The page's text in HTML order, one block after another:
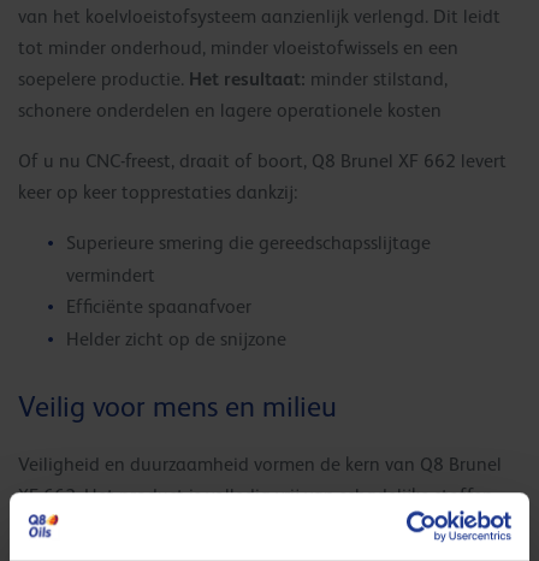
van het koelvloeistofsysteem aanzienlijk verlengd. Dit leidt
tot minder onderhoud, minder vloeistofwissels en een
soepelere productie. Het resultaat: minder stilstand,
schonere onderdelen en lagere operationele kosten
Of u nu CNC-freest, draait of boort, Q8 Brunel XF 662 levert
keer op keer topprestaties dankzij:
Superieure smering die gereedschapsslijtage
vermindert
Efficiënte spaanafvoer
Helder zicht op de snijzone
Veilig voor mens en milieu
Veiligheid en duurzaamheid vormen de kern van Q8 Brunel
XF 662. Het product is volledig vrij van schadelijke stoffen
zoals formaldehydedonoren, boor, biociden, nitrieten,